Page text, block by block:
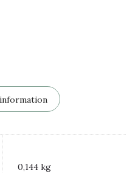
0,144 kg